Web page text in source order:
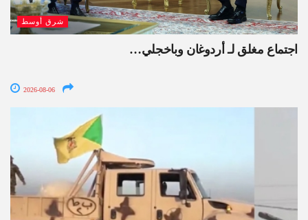
شرق أوسط
اجتماع مغلق لـ أردوغان وباخجلي…
2026-08-06